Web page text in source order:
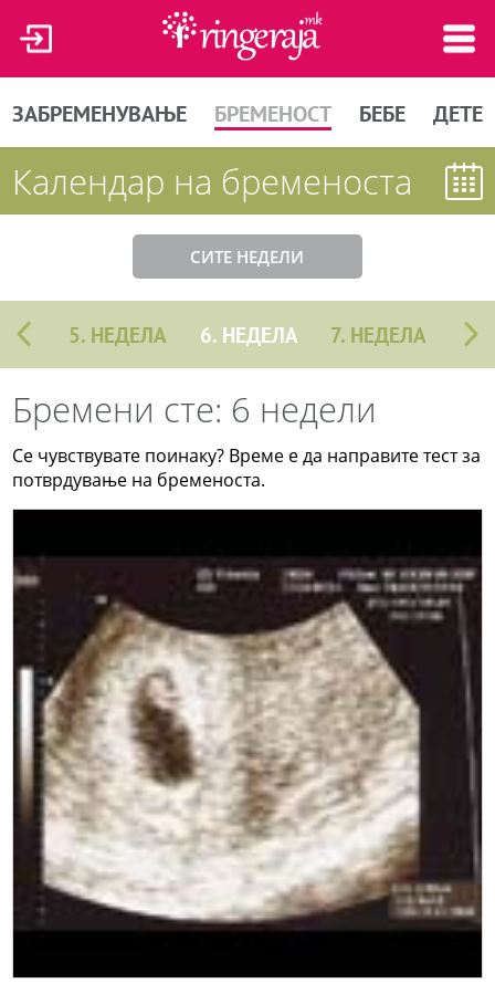
ЗАБРЕМЕНУВАЊЕ БРЕМЕНОСТ БЕБЕ ДЕТЕ
Календар на бременоста
СИТЕ НЕДЕЛИ
5. НЕДЕЛА 6. НЕДЕЛА 7. НЕДЕЛА
Бремени сте: 6 недели
Се чувствувате поинаку? Време е да направите тест за
потврдување на бременоста.